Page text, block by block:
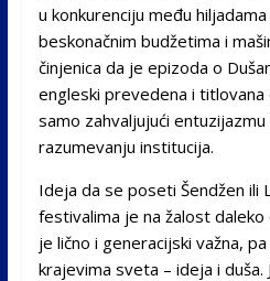
u konkurenciju među
beskonačnim budžetima i
činjenica da je epizoda o
engleski prevedena i
samo zahvaljujući
razumevanju institucija.
Ideja da se poseti Šendžen ili
festivalima je na žalost
je lično i generacijski važna,
krajevima sveta – ideja i duša.